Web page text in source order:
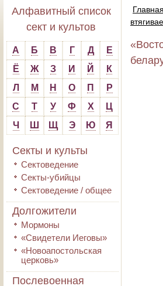
Помощь центру
Алфавитный список
сект и культов
А Б В Г Д
Е
Ё
Ж З И Й
К
Л
М Н О П
Р
С
Т У Ф Х
Ц
Ч
Ш Щ Э Ю Я
Секты и культы
Сектоведение
Секты-убийцы
Сектоведение / общее
Долгожители
Мормоны
«Свидетели Иеговы»
«Новоапостольская
церковь»
Послевоенная
Главная